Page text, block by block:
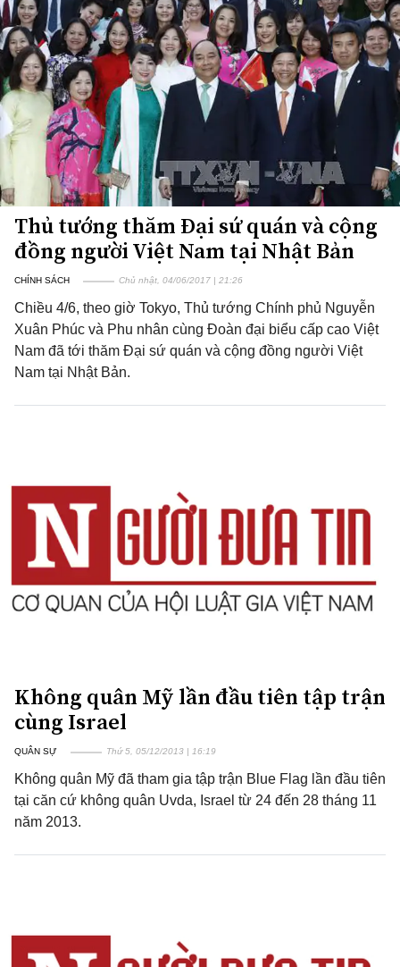
Thủ tướng thăm Đại sứ quán và cộng
đồng người Việt Nam tại Nhật Bản
CHÍNH SÁCH Chủ nhật, 04/06/2017 | 21:26
Chiều 4/6, theo giờ Tokyo, Thủ tướng Chính phủ Nguyễn
Xuân Phúc và Phu nhân cùng Đoàn đại biểu cấp cao Việt
Nam đã tới thăm Đại sứ quán và cộng đồng người Việt
Nam tại Nhật Bản.
Không quân Mỹ lần đầu tiên tập trận
cùng Israel
QUÂN SỰ Thứ 5, 05/12/2013 | 16:19
Không quân Mỹ đã tham gia tập trận Blue Flag lần đầu tiên
tại căn cứ không quân Uvda, Israel từ 24 đến 28 tháng 11
năm 2013.